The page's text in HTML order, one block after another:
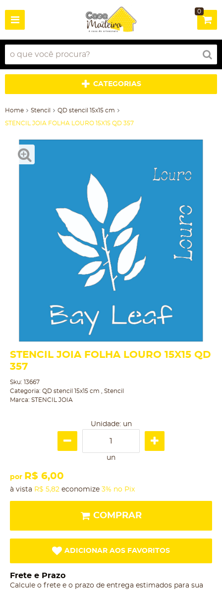
0
CATEGORIAS
Home Stencil QD stencil 15x15 cm
STENCIL JOIA FOLHA LOURO 15X15 QD 357
STENCIL JOIA FOLHA LOURO 15X15 QD
357
Sku: 13667
Categoria: QD stencil 15x15 cm
Stencil
Marca: STENCIL JOIA
Unidade: un
un
por R$ 6,00
à vista R$ 5,82 economize 3% no Pix
COMPRAR
ADICIONAR AOS FAVORITOS
Frete e Prazo
Calcule o frete e o prazo de entrega estimados para sua